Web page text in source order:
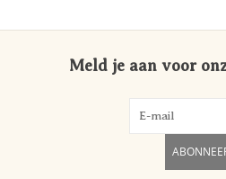
Meld je aan voor